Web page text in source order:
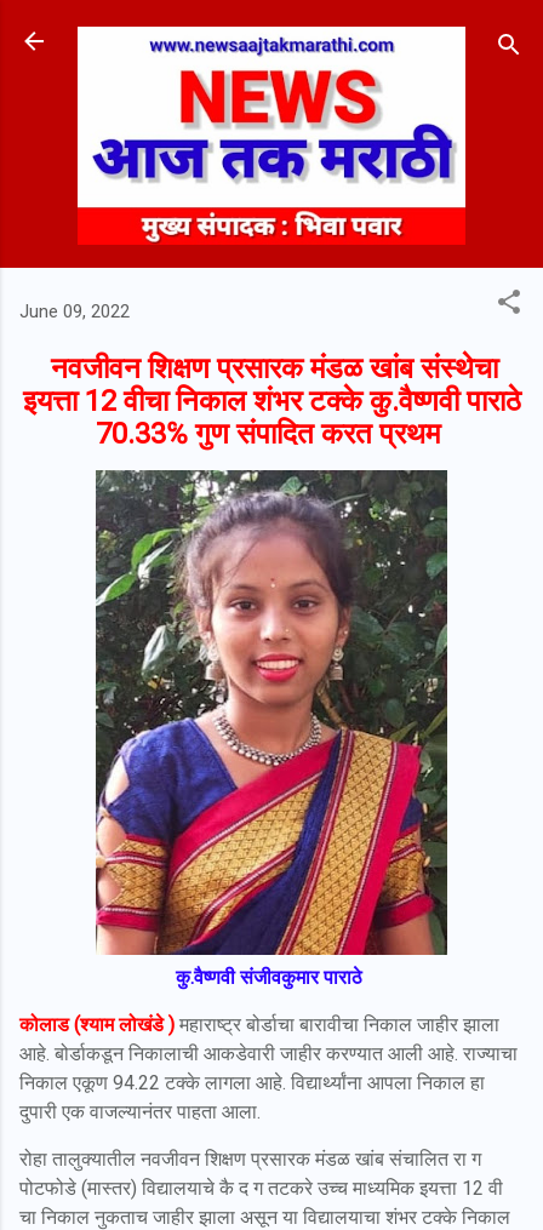
Skip to main content
June 09, 2022
नवजीवन शिक्षण प्रसारक मंडळ खांब संस्थेचा
इयत्ता 12 वीचा निकाल शंभर टक्के कु.वैष्णवी पाराठे
70.33℅ गुण संपादित करत प्रथम
कु.वैष्णवी संजीवकुमार पाराठे
कोलाड (श्याम लोखंडे ) महाराष्ट्र बोर्डाचा बारावीचा निकाल जाहीर झाला
आहे. बोर्डाकडून निकालाची आकडेवारी जाहीर करण्यात आली आहे. राज्याचा
निकाल एकूण 94.22 टक्के लागला आहे. विद्यार्थ्यांना आपला निकाल हा
दुपारी एक वाजल्यानंतर पाहता आला.
रोहा तालुक्यातील नवजीवन शिक्षण प्रसारक मंडळ खांब संचालित रा ग
पोटफोडे (मास्तर) विद्यालयाचे कै द ग तटकरे उच्च माध्यमिक इयत्ता 12 वी
चा निकाल नुकताच जाहीर झाला असून या विद्यालयाचा शंभर टक्के निकाल